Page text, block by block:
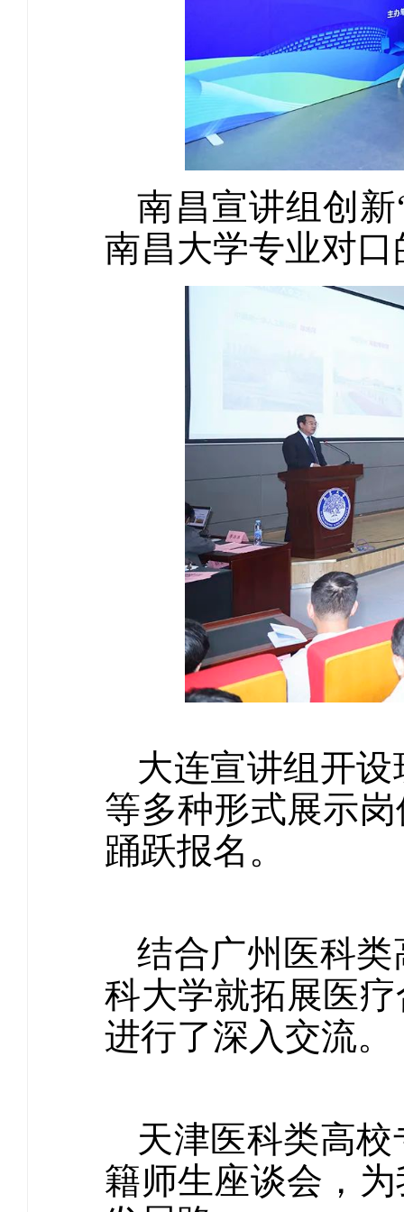
南昌宣讲组创
南昌大学专业对
大连宣讲组开
等多种形式展示
踊跃报名。
结合广州医科
科大学就拓展医
进行了深入交流。
天津医科类高
籍师生座谈会，